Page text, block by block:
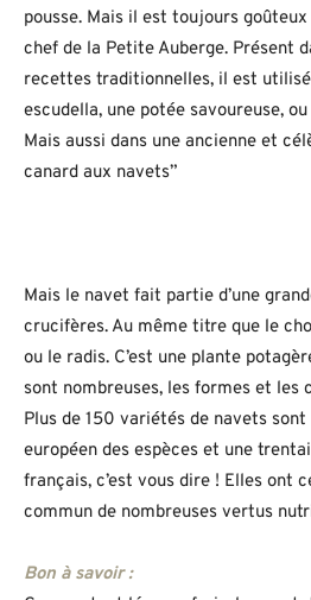
pousse. Mais il est toujours goûteux
chef de la Petite Auberge. Présent
recettes traditionnelles, il est
escudella, une potée savoureuse,
Mais aussi dans une ancienne et
canard aux navets”
Mais le navet fait partie d’une
crucifères. Au même titre que le
ou le radis. C’est une plante
sont nombreuses, les formes et les
Plus de 150 variétés de navets
européen des espèces et une
français, c’est vous dire ! Elles ont
commun de nombreuses vertus
Bon à savoir :